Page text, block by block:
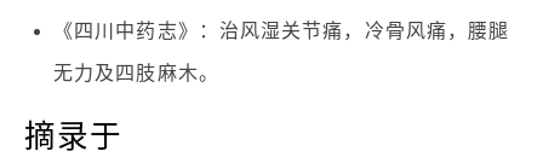
《四川中药志》：治风湿关节痛，冷骨风痛，腰腿
无力及四肢麻木。
摘录于